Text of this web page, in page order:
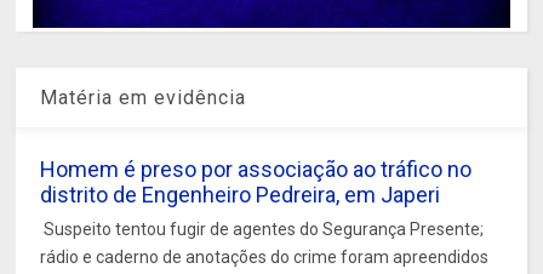
Matéria em evidência
Homem é preso por associação ao tráfico no
distrito de Engenheiro Pedreira, em Japeri
Suspeito tentou fugir de agentes do Segurança Presente;
rádio e caderno de anotações do crime foram apreendidos